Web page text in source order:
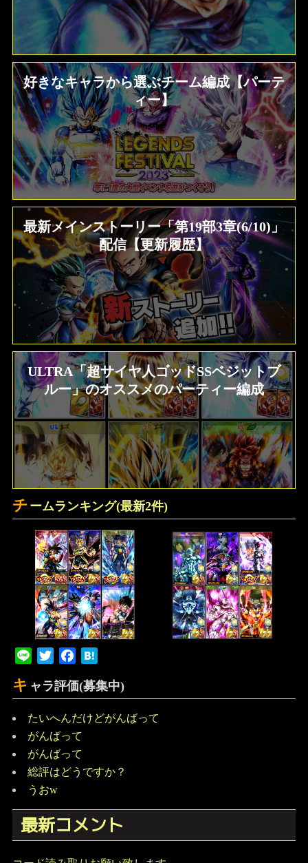
好きなキャラから選ぶチーム編成【パーテ
ィー】
最新メインストーリー「第19部3章(6/10)」
配信【更新履歴】
ULTRA「超サイヤ人ゴッドSSベジットブ
ルー」のオススメのパーティー編成
チ ームランキング(最新2件)
Line Twitter Facebook
キ ャラ評価(募集中)
たいへんだけどがんばって
がんばって
がんばって
総評はどうですか？
うおw
最新コメント